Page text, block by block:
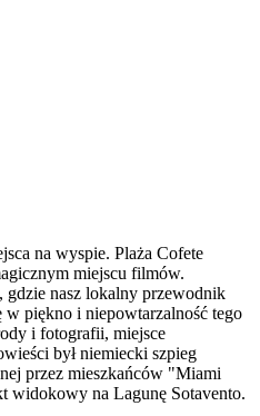
na wyspie. Plaża Cofete
miejscu filmów.
gdzie nasz lokalny przewodnik
w piękno i niepowtarzalność tego
i fotografii, miejsce
był niemiecki szpieg
przez mieszkańców "Miami
widokowy na Lagunę Sotavento.